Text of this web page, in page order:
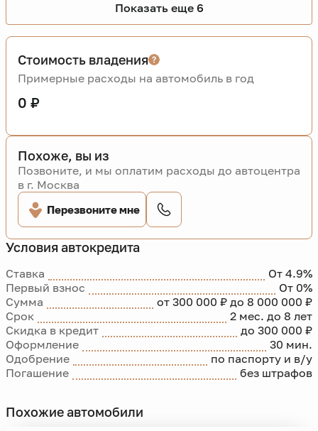
Показать еще 6
Условия автокредита
Ставка
От 4.9%
Первый взнос
От 0%
Сумма
от 300 000 ₽ до 8 000 000 ₽
Срок
2 мес. до 8 лет
Скидка в кредит
до 300 000 ₽
Оформление
30 мин.
Одобрение
по паспорту и в/у
Погашение
без штрафов
Стоимость владения
Примерные расходы на автомобиль в год
0 ₽
Похоже, вы из
Позвоните, и мы оплатим расходы до автоцентра
в г. Москва
Перезвоните мне
Похожие автомобили